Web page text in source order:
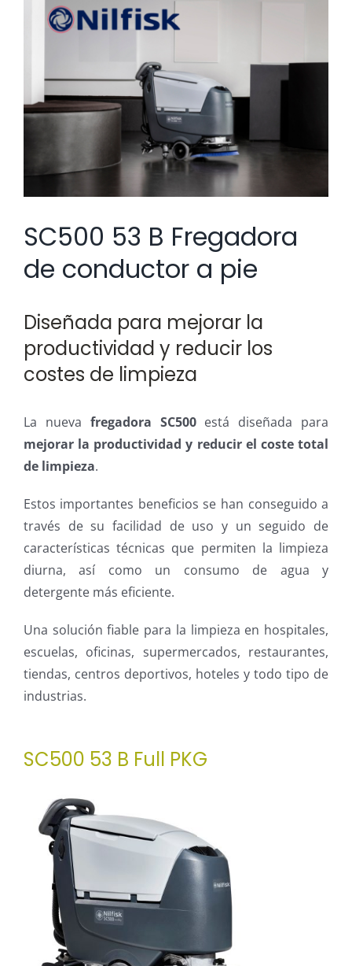
imagen
SC500 53 B Fregadora
de conductor a pie
Diseñada para mejorar la
productividad y reducir los
costes de limpieza
La nueva fregadora SC500está diseñada para
mejorar la productividad y reducir el coste total
de limpieza.
Estos importantes beneficios se han conseguido a
través de su facilidad de uso y un seguido de
características técnicas que permiten la limpieza
diurna, así como un consumo de agua y
detergente más eficiente.
Una solución fiable para la limpieza en hospitales,
escuelas, oficinas, supermercados, restaurantes,
tiendas, centros deportivos, hoteles y todo tipo de
industrias.
SC500 53 B Full PKG